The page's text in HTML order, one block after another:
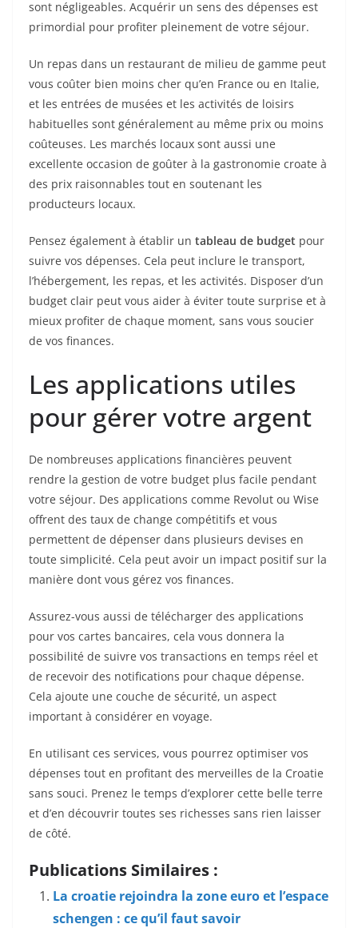
sont négligeables. Acquérir un sens des dépenses est
primordial pour profiter pleinement de votre séjour.
Un repas dans un restaurant de milieu de gamme peut
vous coûter bien moins cher qu’en France ou en Italie,
et les entrées de musées et les activités de loisirs
habituelles sont généralement au même prix ou moins
coûteuses. Les marchés locaux sont aussi une
excellente occasion de goûter à la gastronomie croate à
des prix raisonnables tout en soutenant les
producteurs locaux.
Pensez également à établir un tableau de budget pour
suivre vos dépenses. Cela peut inclure le transport,
l’hébergement, les repas, et les activités. Disposer d’un
budget clair peut vous aider à éviter toute surprise et à
mieux profiter de chaque moment, sans vous soucier
de vos finances.
Les applications utiles
pour gérer votre argent
De nombreuses applications financières peuvent
rendre la gestion de votre budget plus facile pendant
votre séjour. Des applications comme Revolut ou Wise
offrent des taux de change compétitifs et vous
permettent de dépenser dans plusieurs devises en
toute simplicité. Cela peut avoir un impact positif sur la
manière dont vous gérez vos finances.
Assurez-vous aussi de télécharger des applications
pour vos cartes bancaires, cela vous donnera la
possibilité de suivre vos transactions en temps réel et
de recevoir des notifications pour chaque dépense.
Cela ajoute une couche de sécurité, un aspect
important à considérer en voyage.
En utilisant ces services, vous pourrez optimiser vos
dépenses tout en profitant des merveilles de la Croatie
sans souci. Prenez le temps d’explorer cette belle terre
et d’en découvrir toutes ses richesses sans rien laisser
de côté.
Publications Similaires :
La croatie rejoindra la zone euro et l’espace
schengen : ce qu’il faut savoir